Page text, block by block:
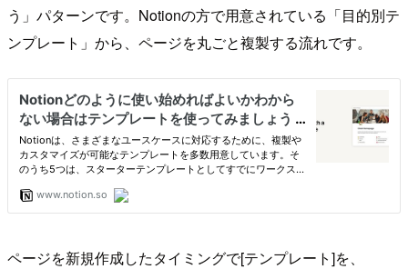
う」パターンです。Notionの方で用意されている「目的別テ
ンプレート」から、ページを丸ごと複製する流れです。
ページを新規作成したタイミングで[テンプレート]を、